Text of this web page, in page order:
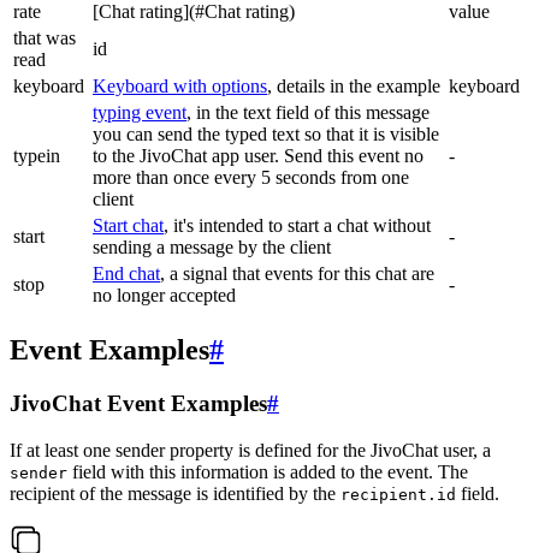
rate
[Chat rating](#Chat rating)
value
that was
read
id
keyboard Keyboard with options, details in the example keyboard
typein
typing event, in the text field of this message
you can send the typed text so that it is visible
to the JivoChat app user. Send this event no
more than once every 5 seconds from one
client
-
start
Start chat, it's intended to start a chat without
sending a message by the client
-
stop
End chat, a signal that events for this chat are
no longer accepted
-
Event Examples#
JivoChat Event Examples#
If at least one sender property is defined for the JivoChat user, a
sender field with this information is added to the event. The
recipient of the message is identified by the recipient.id field.